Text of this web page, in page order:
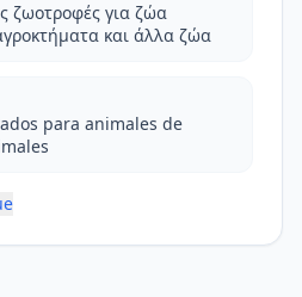
ζωοτροφές για ζώα
και άλλα ζώα
para animales de